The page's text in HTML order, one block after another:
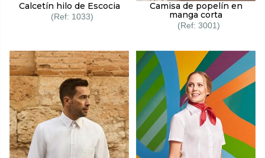
Calcetín hilo de Escocia
1033
Camisa de popelín en
manga corta
3001